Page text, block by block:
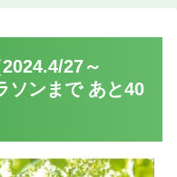
27～
ンまで あと40